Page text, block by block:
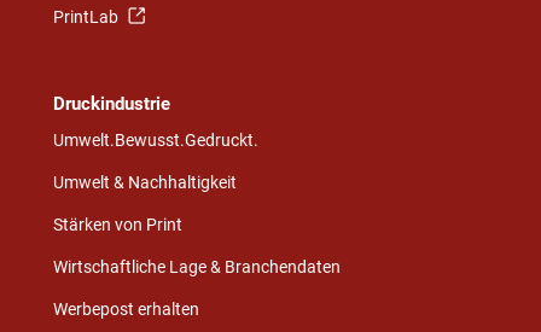
PrintLab
Druckindustrie
Umwelt.Bewusst.Gedruckt.
Umwelt & Nachhaltigkeit
Stärken von Print
Wirtschaftliche Lage & Branchendaten
Werbepost erhalten